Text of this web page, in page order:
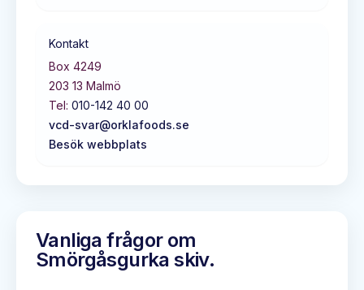
Kontakt
Box 4249
203 13 Malmö
Tel: 010-142 40 00
vcd-svar@orklafoods.se
Besök webbplats
Vanliga frågor om
Smörgåsgurka skiv.